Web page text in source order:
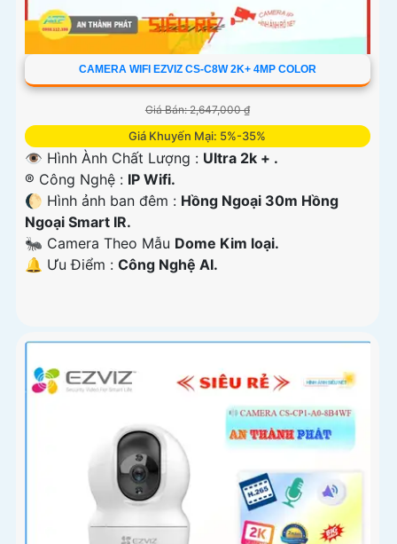
CAMERA WIFI EZVIZ CS-C8W 2K+ 4MP COLOR
Giá Bán: 2,647,000 ₫
Giá Khuyến Mại: 5%-35%
👁 Hình Ành Chất Lượng : Ultra 2k + .
®️ Công Nghệ : IP Wifi.
🌔 Hình ảnh ban đêm : Hồng Ngoại 30m Hồng
Ngoại Smart IR.
🐜 Camera Theo Mẫu Dome Kim loại.
️🔔 Ưu Điểm : Công Nghệ AI.